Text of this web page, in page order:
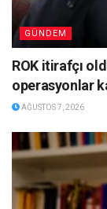
GÜNDEM
ROK itirafçı
operasyonlar
AĞUSTOS 7, 2026